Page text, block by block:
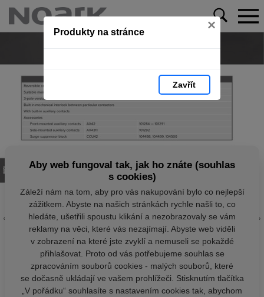
Produkty na stránce ×
Zavřít
Aby web fungoval tak, jak ho znáte (souhlas
s cookies)
Záleží nám na tom, aby pro vás nakupování bylo co nejlepší
zážitkem. Abyste na našich stránkách rychle našli to, co
hledáte, ušetřili spoustu klikání a nezobrazovaly se vám
reklamy na věci, které vás nezajímají. Abyste web viděli
v zobrazení na které jste zvyklí a nemuseli se pokaždé
přihlašovat. Proto od vás potřebujeme souhlas se
zpracováním souborů cookies - malých souborů, které
se dočasně ukládají ve vašem prohlížeči. Stisknutím tlačítka
„V pořádku“ souhlasíte s nastavením cookies tak, abychom